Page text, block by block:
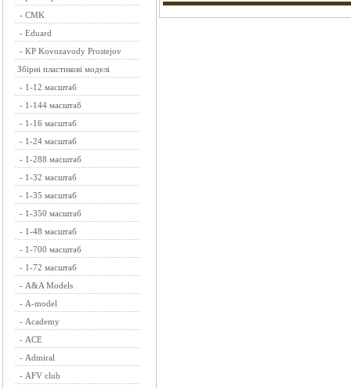
- CMK
- Eduard
- KP Kovozavody Prostejov
Збірні пластикові моделі
- 1-12 масштаб
- 1-144 масштаб
- 1-16 масштаб
- 1-24 масштаб
- 1-288 масштаб
- 1-32 масштаб
- 1-35 масштаб
- 1-350 масштаб
- 1-48 масштаб
- 1-700 масштаб
- 1-72 масштаб
- A&A Models
- A-model
- Academy
- ACE
- Admiral
- AFV club